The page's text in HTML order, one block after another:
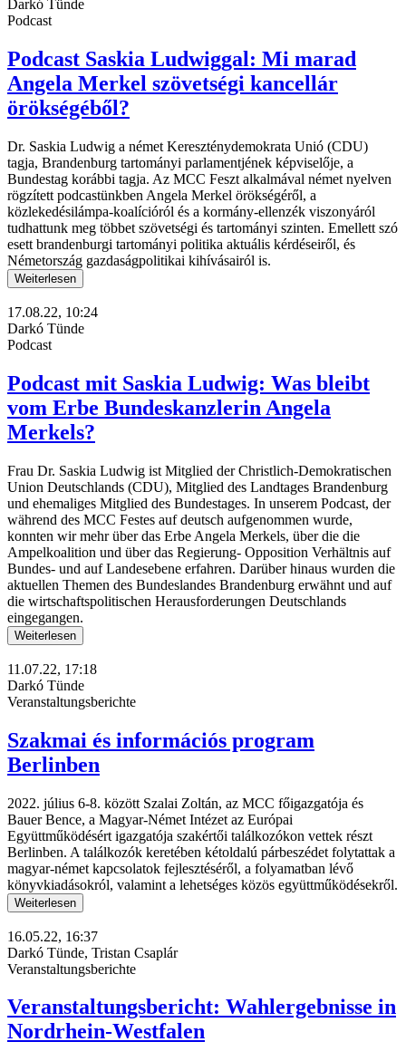
Darkó Tünde
Podcast
Podcast Saskia Ludwiggal: Mi marad
Angela Merkel szövetségi kancellár
örökségéből?
Dr. Saskia Ludwig a német Kereszténydemokrata Unió (CDU)
tagja, Brandenburg tartományi parlamentjének képviselője, a
Bundestag korábbi tagja. Az MCC Feszt alkalmával német nyelven
rögzített podcastünkben Angela Merkel örökségéről, a
közlekedésilámpa-koalícióról és a kormány-ellenzék viszonyáról
tudhattunk meg többet szövetségi és tartományi szinten. Emellett szó
esett brandenburgi tartományi politika aktuális kérdéseiről, és
Németország gazdaságpolitikai kihívásairól is.
Weiterlesen
17.08.22, 10:24
Darkó Tünde
Podcast
Podcast mit Saskia Ludwig: Was bleibt
vom Erbe Bundeskanzlerin Angela
Merkels?
Frau Dr. Saskia Ludwig ist Mitglied der Christlich-Demokratischen
Union Deutschlands (CDU), Mitglied des Landtages Brandenburg
und ehemaliges Mitglied des Bundestages. In unserem Podcast, der
während des MCC Festes auf deutsch aufgenommen wurde,
konnten wir mehr über das Erbe Angela Merkels, über die die
Ampelkoalition und über das Regierung- Opposition Verhältnis auf
Bundes- und auf Landesebene erfahren. Darüber hinaus wurden die
aktuellen Themen des Bundeslandes Brandenburg erwähnt und auf
die wirtschaftspolitischen Herausforderungen Deutschlands
eingegangen.
Weiterlesen
11.07.22, 17:18
Darkó Tünde
Veranstaltungsberichte
Szakmai és információs program
Berlinben
2022. július 6-8. között Szalai Zoltán, az MCC főigazgatója és
Bauer Bence, a Magyar-Német Intézet az Európai
Együttműködésért igazgatója szakértői találkozókon vettek részt
Berlinben. A találkozók keretében kétoldalú párbeszédet folytattak a
magyar-német kapcsolatok fejlesztéséről, a folyamatban lévő
könyvkiadásokról, valamint a lehetséges közös együttműködésekről.
Weiterlesen
16.05.22, 16:37
Darkó Tünde, Tristan Csaplár
Veranstaltungsberichte
Veranstaltungsbericht: Wahlergebnisse in
Nordrhein-Westfalen